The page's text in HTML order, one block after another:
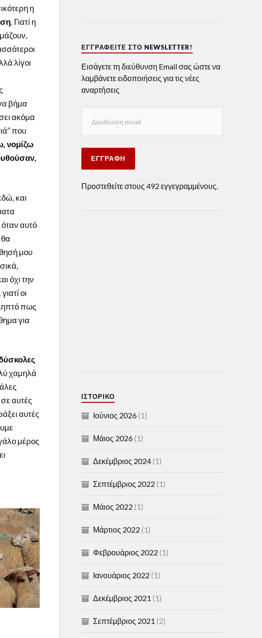
η
. Γιατί η
λίγοι
βήμα
ακόμα
που
νομίζω
και
αυτό
θα
μου
όχι την
οι
πως
για
χαμηλά
αυτές
αυτές
μέρος
ΕΓΓΡΑΦΕΊΤΕ ΣΤΟ NEWSLETTER!
Εισάγετε τη διεύθυνση Email σας ώστε να
λαμβάνετε ειδοποιήσεις για τις νέες
αναρτήσεις
ΕΓΓΡΑΦΉ
Προστεθείτε στους 492 εγγεγραμμένους.
ΙΣΤΟΡΙΚΌ
Ιούνιος 2026(1)
Μάιος 2026(1)
Δεκέμβριος 2024(1)
Σεπτέμβριος 2022(1)
Μάιος 2022(1)
Μάρτιος 2022(1)
Φεβρουάριος 2022(1)
Ιανουάριος 2022(1)
Δεκέμβριος 2021 (1)
Σεπτέμβριος 2021 (2)